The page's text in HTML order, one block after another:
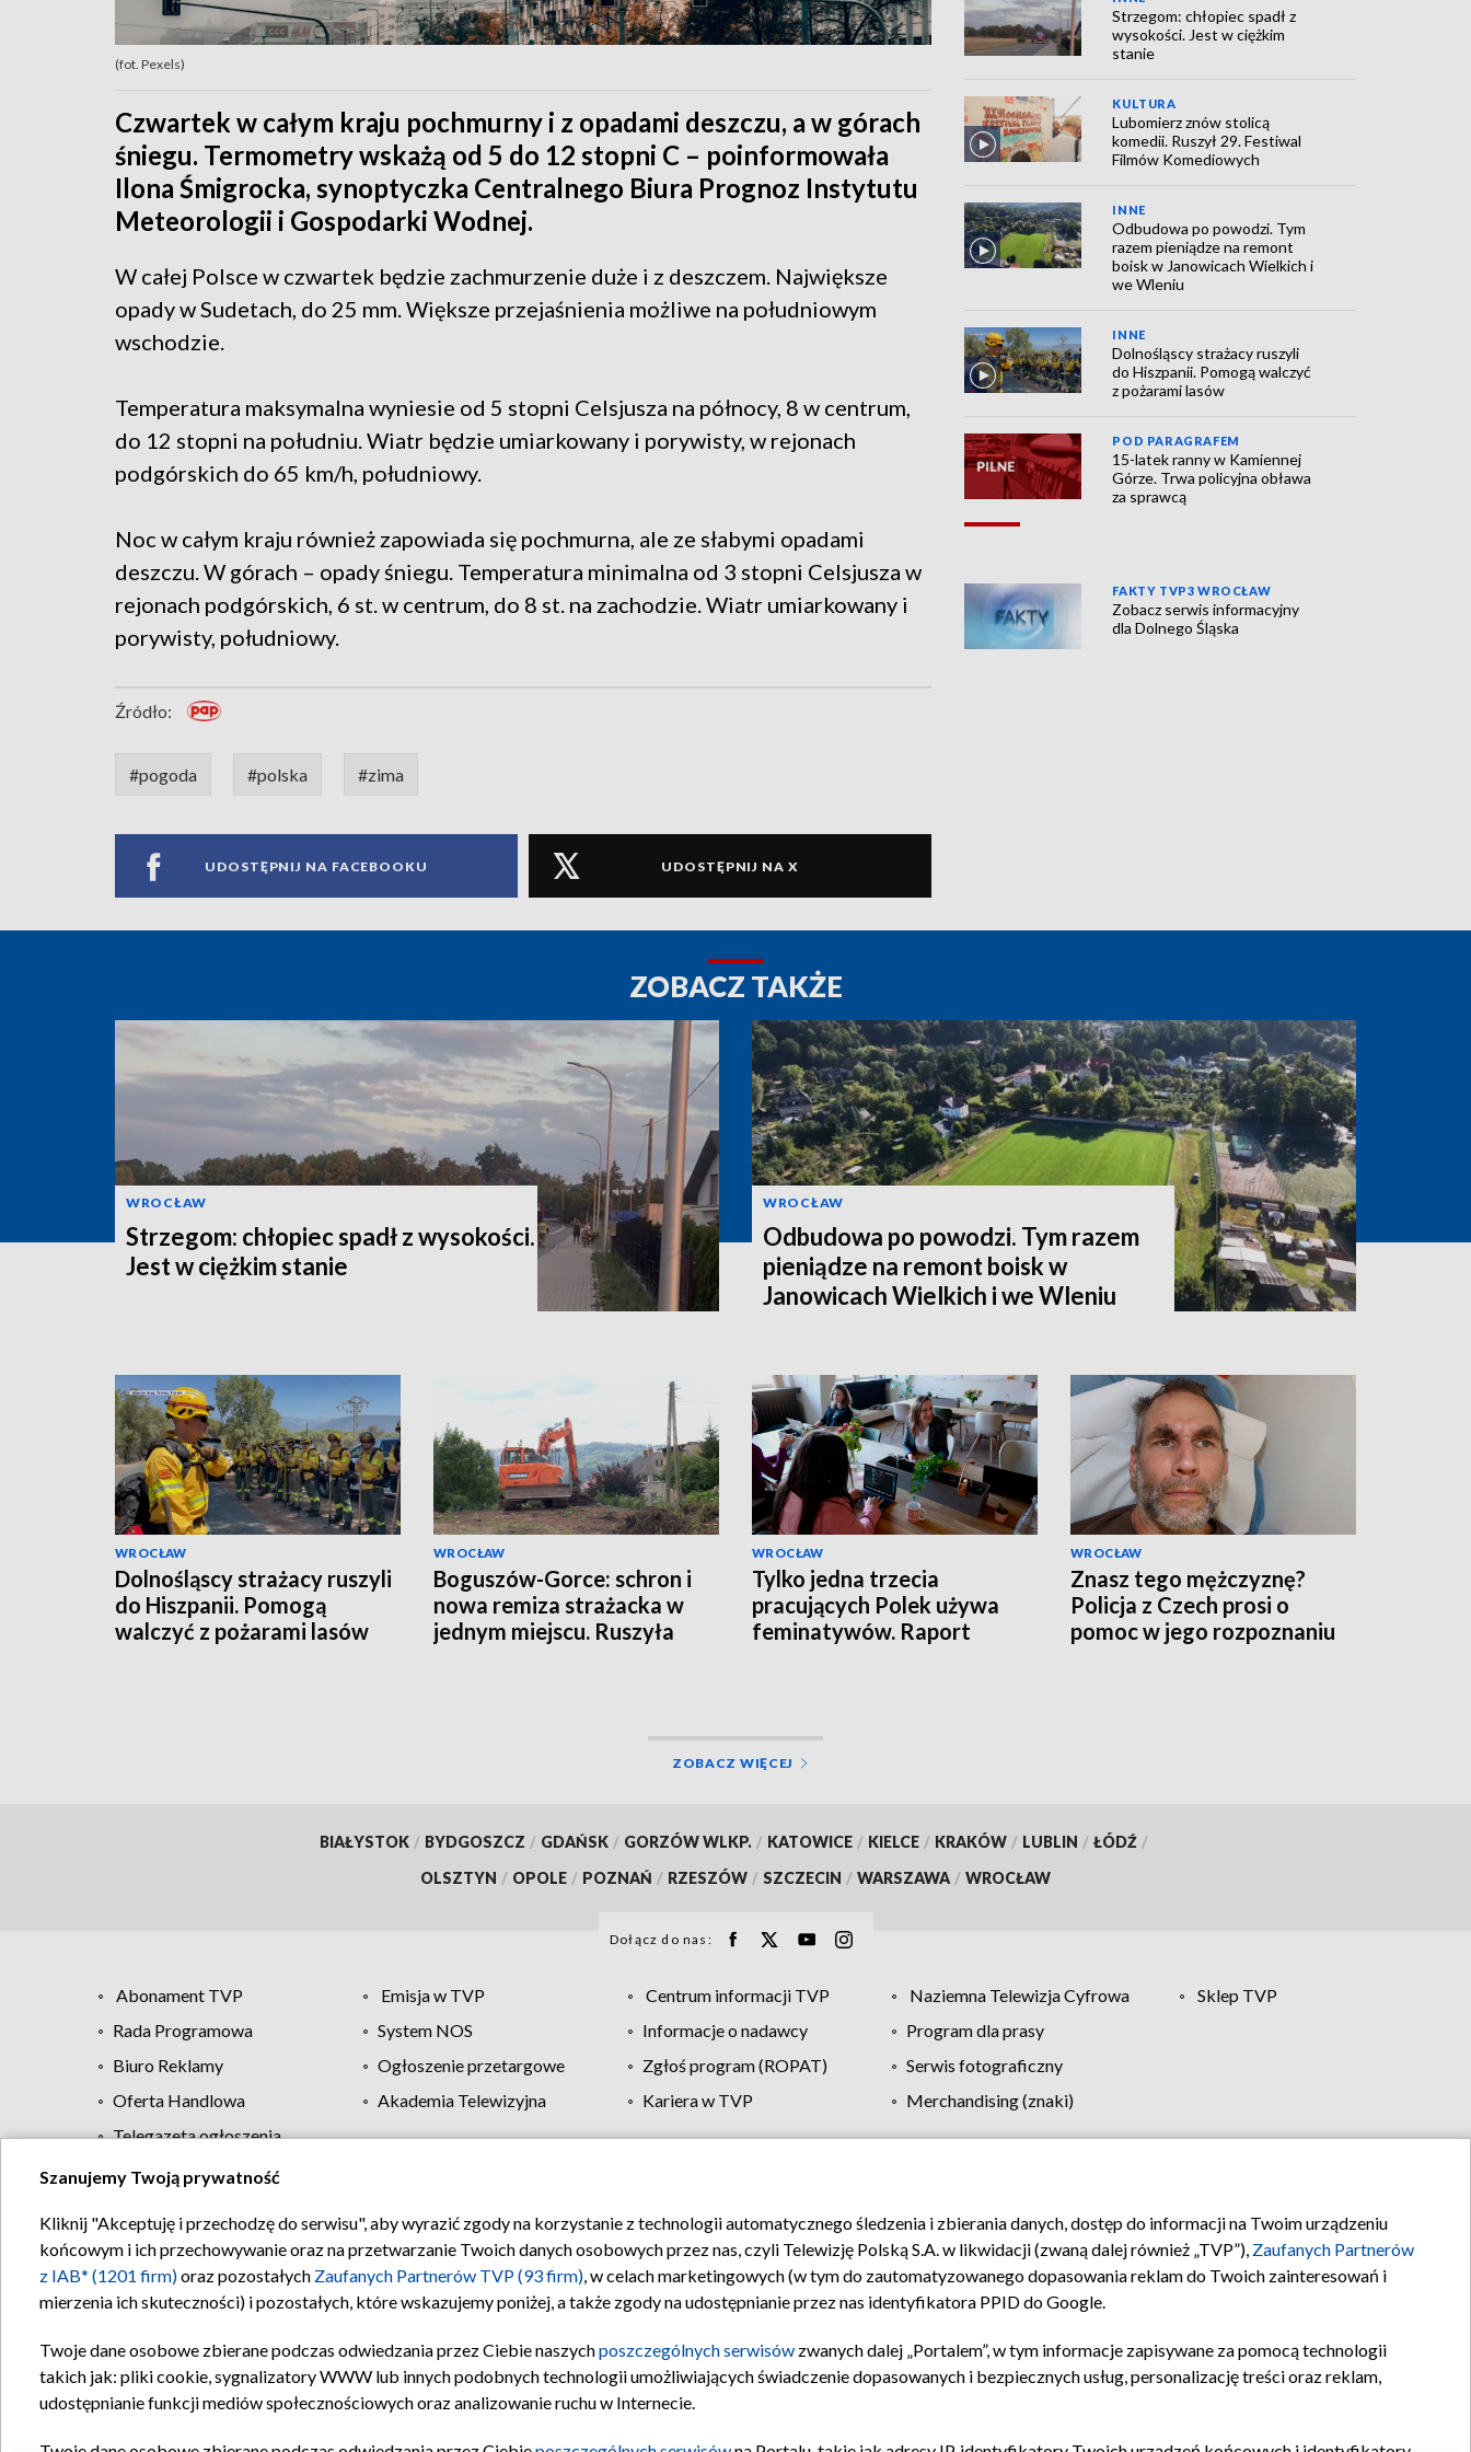
(fot. Pexels)
Czwartek w całym kraju pochmurny i z opadami deszczu, a w górach
śniegu. Termometry wskażą od 5 do 12 stopni C – poinformowała
Ilona Śmigrocka, synoptyczka Centralnego Biura Prognoz Instytutu
Meteorologii i Gospodarki Wodnej.
W całej Polsce w czwartek będzie zachmurzenie duże i z deszczem. Największe
opady w Sudetach, do 25 mm. Większe przejaśnienia możliwe na południowym
wschodzie.
Temperatura maksymalna wyniesie od 5 stopni Celsjusza na północy, 8 w centrum,
do 12 stopni na południu. Wiatr będzie umiarkowany i porywisty, w rejonach
podgórskich do 65 km/h, południowy.
Noc w całym kraju również zapowiada się pochmurna, ale ze słabymi opadami
deszczu. W górach – opady śniegu. Temperatura minimalna od 3 stopni Celsjusza w
rejonach podgórskich, 6 st. w centrum, do 8 st. na zachodzie. Wiatr umiarkowany i
porywisty, południowy.
Źródło:
#pogoda #polska #zima
UDOSTĘPNIJ NA FACEBOOKU UDOSTĘPNIJ NA X
Strzegom: chłopiec spadł z
wysokości. Jest w ciężkim
stanie
KULTURA
Lubomierz znów stolicą
komedii. Ruszył 29. Festiwal
Filmów Komediowych
INNE
Odbudowa po powodzi. Tym
razem pieniądze na remont
boisk w Janowicach Wielkich i
we Wleniu
INNE
Dolnośląscy strażacy ruszyli
do Hiszpanii. Pomogą walczyć
z pożarami lasów
POD PARAGRAFEM
15-latek ranny w Kamiennej
Górze. Trwa policyjna obława
za sprawcą
FAKTY TVP3 WROCŁAW
Zobacz serwis informacyjny
dla Dolnego Śląska
ZOBACZ TAKŻE
WROCŁAW
Strzegom: chłopiec spadł z wysokości.
Jest w ciężkim stanie
WROCŁAW
Odbudowa po powodzi. Tym razem
pieniądze na remont boisk w
Janowicach Wielkich i we Wleniu
WROCŁAW
Dolnośląscy strażacy ruszyli
do Hiszpanii. Pomogą
walczyć z pożarami lasów
WROCŁAW
Boguszów-Gorce: schron i
nowa remiza strażacka w
jednym miejscu. Ruszyła
WROCŁAW
Tylko jedna trzecia
pracujących Polek używa
feminatywów. Raport
WROCŁAW
Znasz tego mężczyznę?
Policja z Czech prosi o
pomoc w jego rozpoznaniu
ZOBACZ WIĘCEJ
BIAŁYSTOK / BYDGOSZCZ / GDAŃSK / GORZÓW WLKP. / KATOWICE / KIELCE / KRAKÓW / LUBLIN / ŁÓDŹ /
OLSZTYN / OPOLE / POZNAŃ / RZESZÓW / SZCZECIN / WARSZAWA / WROCŁAW
Dołącz do nas:
Abonament TVP Emisja w TVP Centrum informacji TVP Naziemna Telewizja Cyfrowa
Sklep TVP
Rada Programowa
System NOS Informacje o nadawcy
Program dla prasy
Biuro Reklamy
Ogłoszenie przetargowe Zgłoś program (ROPAT)
Serwis fotograficzny
Oferta Handlowa
Akademia Telewizyjna Kariera w TVP
Merchandising (znaki)
Telegazeta ogłoszenia
Regulamin TVP Polityka prywatności Moje zgody Pomoc Biuro reklamy Kontakt
Szanujemy Twoją prywatność
Kliknij "Akceptuję i przechodzę do serwisu", aby wyrazić zgody na korzystanie z technologii automatycznego śledzenia i zbierania danych, dostęp do informacji na Twoim urządzeniu
końcowym i ich przechowywanie oraz na przetwarzanie Twoich danych osobowych przez nas, czyli Telewizję Polską S.A. w likwidacji (zwaną dalej również „TVP”), Zaufanych Partnerów
z IAB* (1201 firm)oraz pozostałych Zaufanych Partnerów TVP (93 firm), w celach marketingowych (w tym do zautomatyzowanego dopasowania reklam do Twoich zainteresowań i
mierzenia ich skuteczności) i pozostałych, które wskazujemy poniżej, a także zgody na udostępnianie przez nas identyfikatora PPID do Google.
Twoje dane osobowe zbierane podczas odwiedzania przez Ciebie naszychposzczególnych serwisów zwanych dalej „Portalem”, w tym informacje zapisywane za pomocą technologii
takich jak: pliki cookie, sygnalizatory WWW lub innych podobnych technologii umożliwiających świadczenie dopasowanych i bezpiecznych usług, personalizację treści oraz reklam,
udostępnianie funkcji mediów społecznościowych oraz analizowanie ruchu w Internecie.